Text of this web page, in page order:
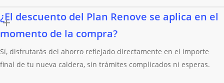
¿El descuento del Plan Renove se aplica en el
momento de la compra?
Sí, disfrutarás del ahorro reflejado directamente en el importe
final de tu nueva caldera, sin trámites complicados ni esperas.